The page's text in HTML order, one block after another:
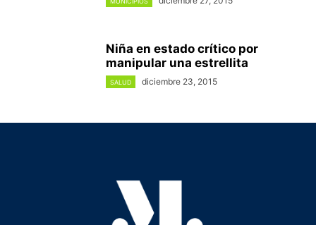
Niña en estado crítico por
manipular una estrellita
SALUD diciembre 23, 2015